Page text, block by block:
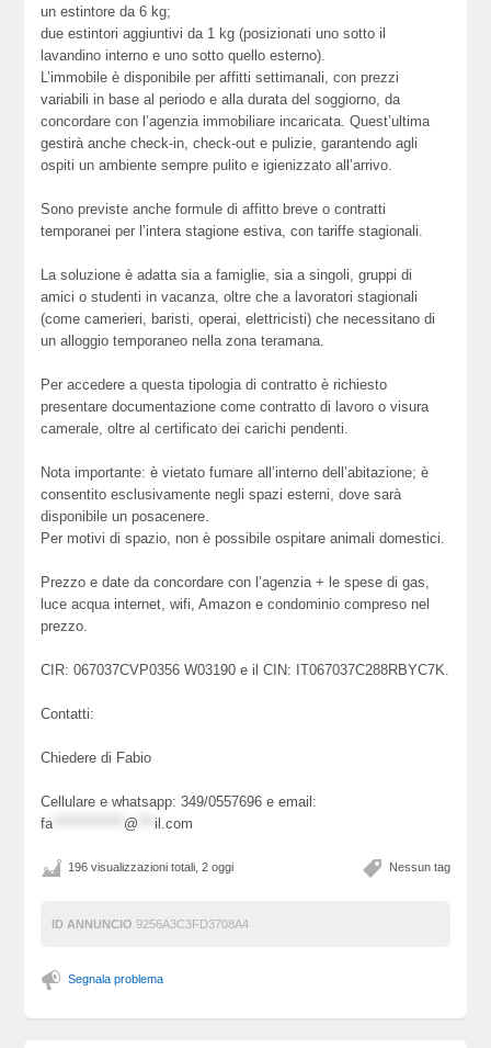
un estintore da 6 kg;
due estintori aggiuntivi da 1 kg (posizionati uno sotto il
lavandino interno e uno sotto quello esterno).
L’immobile è disponibile per affitti settimanali, con prezzi
variabili in base al periodo e alla durata del soggiorno, da
concordare con l’agenzia immobiliare incaricata. Quest’ultima
gestirà anche check-in, check-out e pulizie, garantendo agli
ospiti un ambiente sempre pulito e igienizzato all’arrivo.
Sono previste anche formule di affitto breve o contratti
temporanei per l’intera stagione estiva, con tariffe stagionali.
La soluzione è adatta sia a famiglie, sia a singoli, gruppi di
amici o studenti in vacanza, oltre che a lavoratori stagionali
(come camerieri, baristi, operai, elettricisti) che necessitano di
un alloggio temporaneo nella zona teramana.
Per accedere a questa tipologia di contratto è richiesto
presentare documentazione come contratto di lavoro o visura
camerale, oltre al certificato dei carichi pendenti.
Nota importante: è vietato fumare all’interno dell’abitazione; è
consentito esclusivamente negli spazi esterni, dove sarà
disponibile un posacenere.
Per motivi di spazio, non è possibile ospitare animali domestici.
Prezzo e date da concordare con l’agenzia + le spese di gas,
luce acqua internet, wifi, Amazon e condominio compreso nel
prezzo.
CIR: 067037CVP0356 W03190 e il CIN: IT067037C288RBYC7K.
Contatti:
Chiedere di Fabio
Cellulare e whatsapp: 349/0557696 e email:
fa
@ il.com
Nessun tag
196 visualizzazioni totali, 2 oggi
ID ANNUNCIO 9256A3C3FD3708A4
Segnala problema